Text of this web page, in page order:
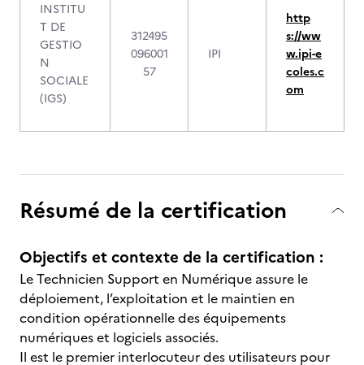
INSTITU
T DE
GESTIO
N
SOCIALE
(IGS)
312495
096001
57
IPI
http
s://ww
w.ipi-e
coles.c
om
Résumé de la certification
Objectifs et contexte de la certification :
Le Technicien Support en Numérique assure le
déploiement, l’exploitation et le maintien en
condition opérationnelle des équipements
numériques et logiciels associés.
Il est le premier interlocuteur des utilisateurs pour